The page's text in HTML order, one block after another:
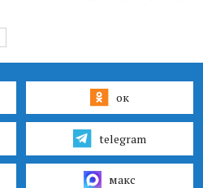
ок
telegram
макс